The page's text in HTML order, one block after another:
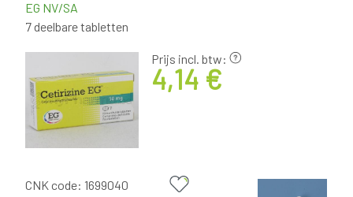
EG NV/SA
7 deelbare tabletten
Prijs incl. btw:
4,14 €
CNK code: 1699040